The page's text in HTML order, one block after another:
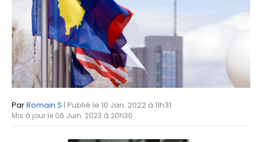
ParRomain S | Publié le 10 Jan. 2022 à 11h31
Mis à jour le 06 Juin. 2023 à 20h30